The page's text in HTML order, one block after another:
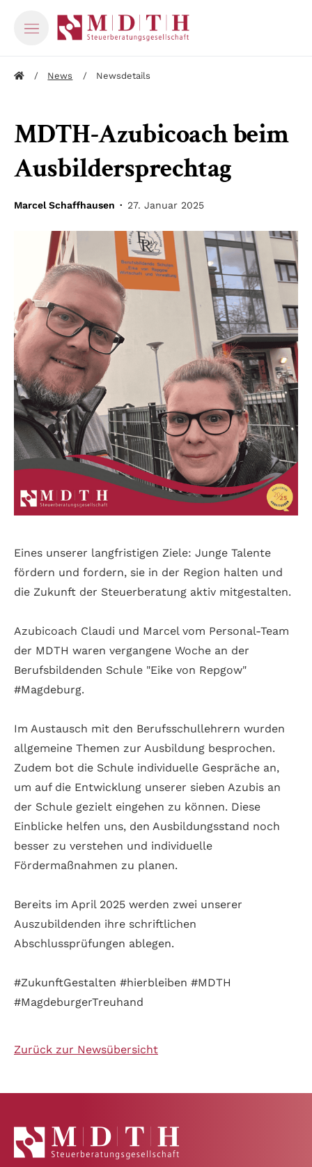
News Newsdetails
MDTH-Azubicoach beim
Ausbildersprechtag
Marcel Schaffhausen · 27. Januar 2025
Eines unserer langfristigen Ziele: Junge Talente
fördern und fordern, sie in der Region halten und
die Zukunft der Steuerberatung aktiv mitgestalten.
Azubicoach Claudi und Marcel vom Personal-Team
der MDTH waren vergangene Woche an der
Berufsbildenden Schule "Eike von Repgow"
#Magdeburg.
Im Austausch mit den Berufsschullehrern wurden
allgemeine Themen zur Ausbildung besprochen.
Zudem bot die Schule individuelle Gespräche an,
um auf die Entwicklung unserer sieben Azubis an
der Schule gezielt eingehen zu können. Diese
Einblicke helfen uns, den Ausbildungsstand noch
besser zu verstehen und individuelle
Fördermaßnahmen zu planen.
Bereits im April 2025 werden zwei unserer
Auszubildenden ihre schriftlichen
Abschlussprüfungen ablegen.
#ZukunftGestalten #hierbleiben #MDTH
#MagdeburgerTreuhand
Zurück zur Newsübersicht